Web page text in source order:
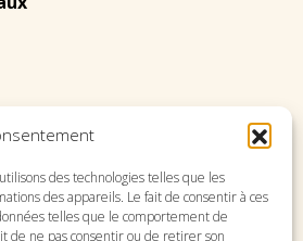
des technologies telles que les
des appareils. Le fait de consentir à ces
telles que le comportement de
de ne pas consentir ou de retirer son